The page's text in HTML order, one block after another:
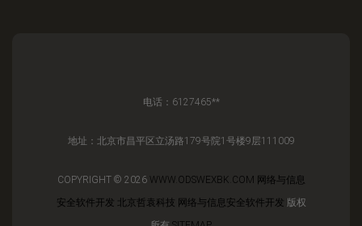
电话：6127465**
地址：北京市昌平区立汤路179号院1号楼9层111009
COPYRIGHT © 2026 WWW.ODSWEXBK.COM 网络与信息
安全软件开发 北京哲袁科技 网络与信息安全软件开发 版权